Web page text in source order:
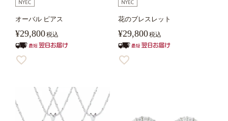
オーバル ピアス
¥29,800税込
花のブレスレット
¥29,800税込